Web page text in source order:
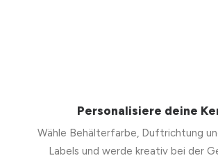
Personalisiere deine
Wähle Behälterfarbe, Duftrichtung
Labels und werde kreativ bei der